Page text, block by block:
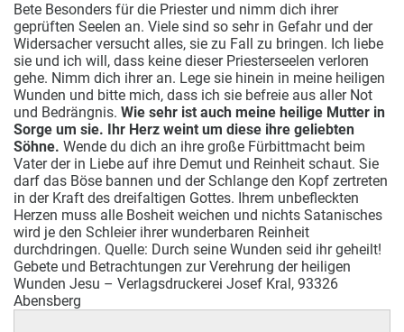
Bete Besonders für die Priester und nimm dich ihrer
geprüften Seelen an. Viele sind so sehr in Gefahr und der
Widersacher versucht alles, sie zu Fall zu bringen. Ich liebe
sie und ich will, dass keine dieser Priesterseelen verloren
gehe. Nimm dich ihrer an. Lege sie hinein in meine heiligen
Wunden und bitte mich, dass ich sie befreie aus aller Not
und Bedrängnis. Wie sehr ist auch meine heilige Mutter in
Sorge um sie. Ihr Herz weint um diese ihre geliebten
Söhne. Wende du dich an ihre große Fürbittmacht beim
Vater der in Liebe auf ihre Demut und Reinheit schaut. Sie
darf das Böse bannen und der Schlange den Kopf zertreten
in der Kraft des dreifaltigen Gottes. Ihrem unbefleckten
Herzen muss alle Bosheit weichen und nichts Satanisches
wird je den Schleier ihrer wunderbaren Reinheit
durchdringen. Quelle: Durch seine Wunden seid ihr geheilt!
Gebete und Betrachtungen zur Verehrung der heiligen
Wunden Jesu – Verlagsdruckerei Josef Kral, 93326
Abensberg